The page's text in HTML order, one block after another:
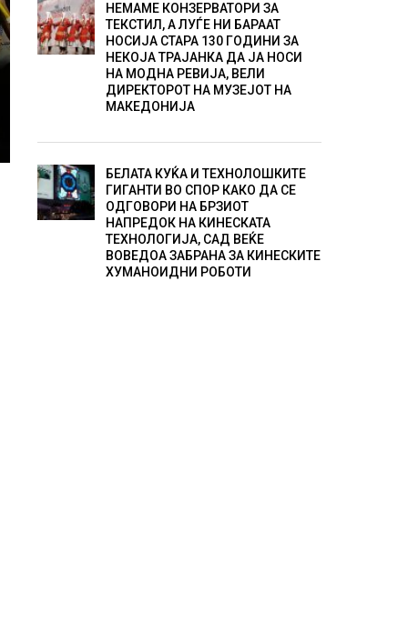
НЕМАМЕ КОНЗЕРВАТОРИ ЗА
ТЕКСТИЛ, А ЛУЃЕ НИ БАРААТ
НОСИЈА СТАРА 130 ГОДИНИ ЗА
НЕКОЈА ТРАЈАНКА ДА ЈА НОСИ
НА МОДНА РЕВИЈА, ВЕЛИ
ДИРЕКТОРОТ НА МУЗЕЈОТ НА
МАКЕДОНИЈА
БЕЛАТА КУЌА И ТЕХНОЛОШКИТЕ
ГИГАНТИ ВО СПОР КАКО ДА СЕ
ОДГОВОРИ НА БРЗИОТ
НАПРЕДОК НА КИНЕСКАТА
ТЕХНОЛОГИЈА, САД ВЕЌЕ
ВОВЕДОА ЗАБРАНА ЗА КИНЕСКИТЕ
ХУМАНОИДНИ РОБОТИ